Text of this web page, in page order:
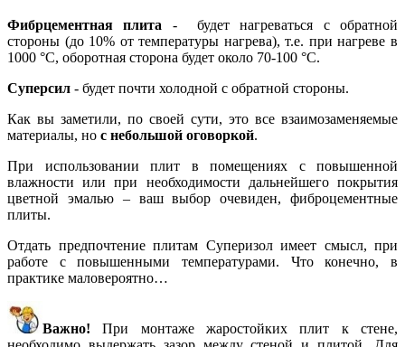
Фибрцементная плита - будет нагреваться с обратной
стороны (до 10% от температуры нагрева), т.е. при нагреве в
1000 °C, оборотная сторона будет около 70-100 °C.
Суперсил - будет почти холодной с обратной стороны.
Как вы заметили, по своей сути, это все взаимозаменяемые
материалы, но с небольшой оговоркой.
При использовании плит в помещениях с повышенной
влажности или при необходимости дальнейшего покрытия
цветной эмалью – ваш выбор очевиден, фиброцементные
плиты.
Отдать предпочтение плитам Суперизол имеет смысл, при
работе с повышенными температурами. Что конечно, в
практике маловероятно…
Важно! При монтаже жаростойких плит к стене,